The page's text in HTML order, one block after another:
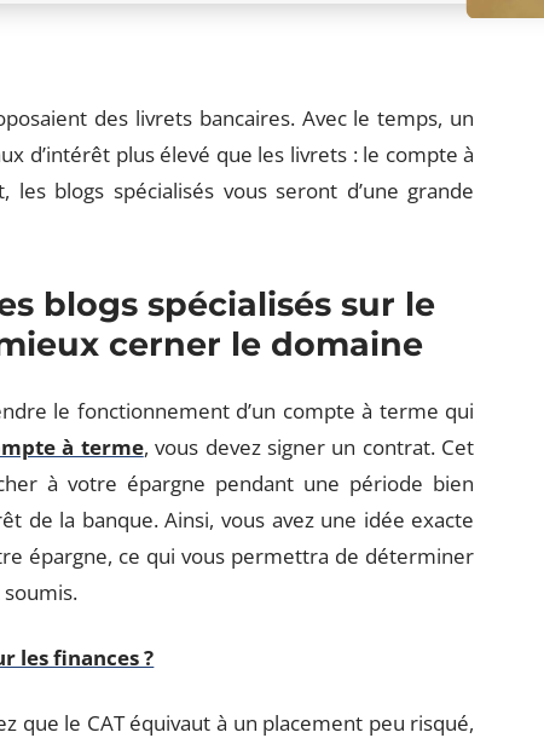
des livrets bancaires. Avec le temps, un
d’intérêt plus élevé que les livrets : le compte à
blogs spécialisés vous seront d’une grande
blogs spécialisés sur le
cerner le domaine
le fonctionnement d’un compte à terme qui
à terme, vous devez signer un contrat. Cet
à votre épargne pendant une période bien
de la banque. Ainsi, vous avez une idée exacte
épargne, ce qui vous permettra de déterminer
les finances ?
que le CAT équivaut à un placement peu risqué,